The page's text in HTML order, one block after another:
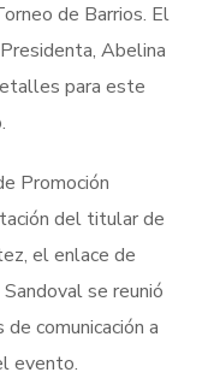
de Barrios. El
Abelina
para este
Promoción
del titular de
el enlace de
se reunió
comunicación a
evento.